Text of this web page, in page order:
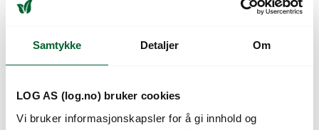
Samtykke Detaljer Om
LOG AS (log.no) bruker cookies
Vi bruker informasjonskapsler for å gi innhold og
Kunder så også på